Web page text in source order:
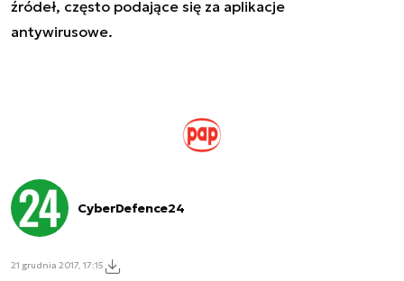
źródeł, często podające się za aplikacje
antywirusowe.
CyberDefence24
21 grudnia 2017, 17:15